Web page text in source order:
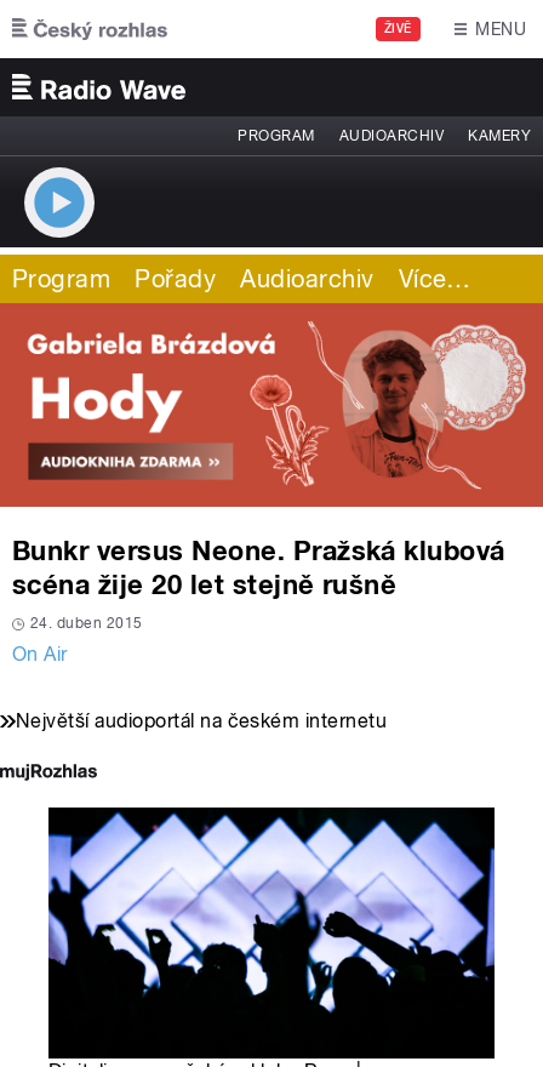
Přejít k hlavnímu obsahu
ŽIVĚ MENU
PROGRAM AUDIOARCHIV KAMERY
Program Pořady Audioarchiv Více…
Bunkr versus Neone. Pražská klubová
scéna žije 20 let stejně rušně
24. duben 2015
On Air
Největší audioportál na českém internetu